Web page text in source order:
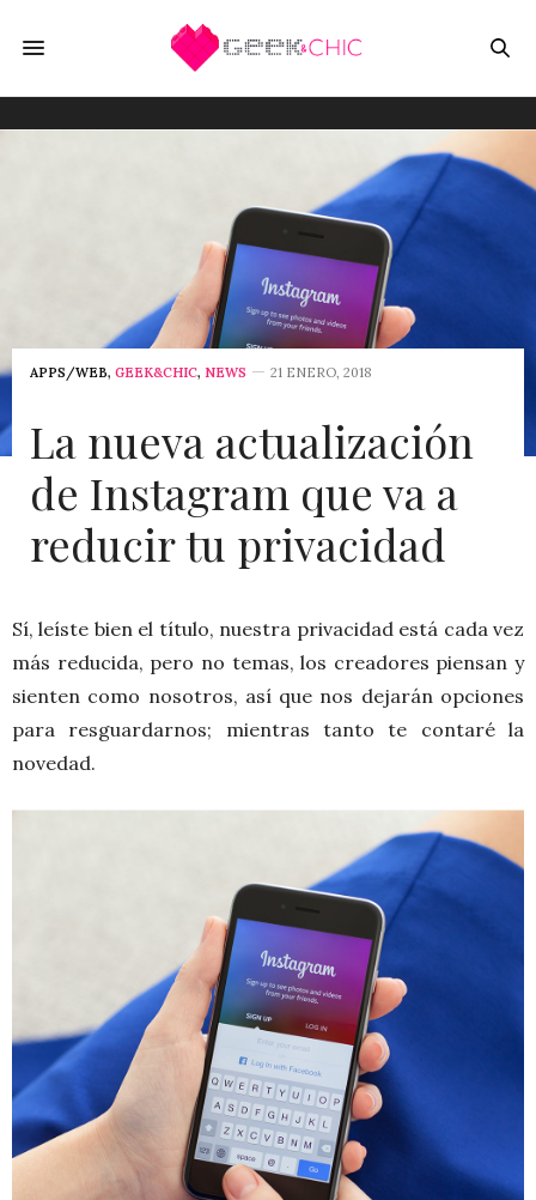
APPS/WEB, GEEK&CHIC, NEWS 21 ENERO, 2018
La nueva actualización
de Instagram que va a
reducir tu privacidad
Sí, leíste bien el título, nuestra privacidad está cada vez
más reducida, pero no temas, los creadores piensan y
sienten como nosotros, así que nos dejarán opciones
para resguardarnos; mientras tanto te contaré la
novedad.